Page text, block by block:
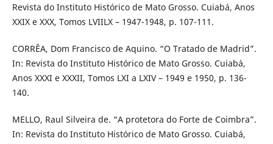
Revista do Instituto Histórico de Mato Grosso. Cuiabá, Anos
XXIX e XXX, Tomos LVIILX – 1947-1948, p. 107-111.
CORRÊA, Dom Francisco de Aquino. “O Tratado de Madrid”.
In: Revista do Instituto Histórico de Mato Grosso. Cuiabá,
Anos XXXI e XXXII, Tomos LXI a LXIV – 1949 e 1950, p. 136-
140.
MELLO, Raul Silveira de. “A protetora do Forte de Coimbra”.
In: Revista do Instituto Histórico de Mato Grosso. Cuiabá,